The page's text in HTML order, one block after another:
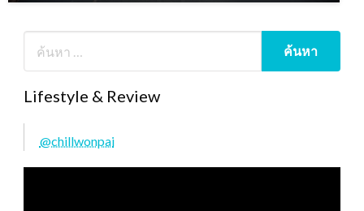
Lifestyle & Review
@chillwonpai